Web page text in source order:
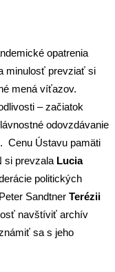
opatrenia
minulosť prevziať si
mená víťazov.
– začiatok
odovzdávanie
Cenu Ústavu pamäti
si prevzala Lucia
politických
Sandtner Terézii
navštíviť archív
sa s jeho